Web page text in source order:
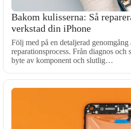
Bakom kulisserna: Så
verkstad din iPhone
Följ med på en detaljerad
reparationsprocess. Från diagnos och
byte av komponent och slutlig…